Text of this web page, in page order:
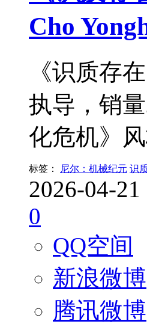
Cho
《识质存
执导，销
化危机》风
标签： 尼尔：机械纪元 识
2026-04-
0
QQ空间
新浪微博
腾讯微博